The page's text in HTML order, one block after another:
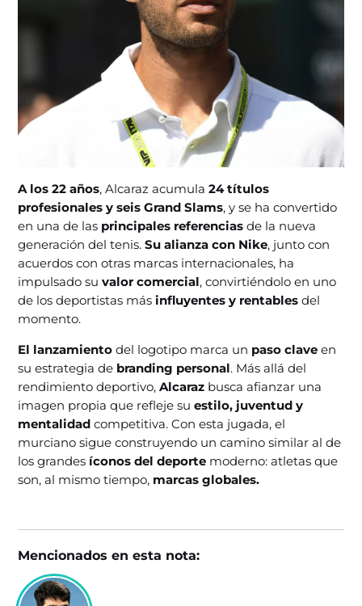
A los 22 años, Alcaraz acumula24 títulos
profesionales y seis Grand Slams, y se ha convertido
en una de las principales referenciasde la nueva
generación del tenis.Su alianza con Nike, junto con
acuerdos con otras marcas internacionales, ha
impulsado suvalor comercial, convirtiéndolo en uno
de los deportistas másinfluyentes y rentablesdel
momento.
El lanzamientodel logotipo marca un paso claveen
su estrategia de branding personal. Más allá del
rendimiento deportivo, Alcaraz busca afianzar una
imagen propia que refleje suestilo, juventud y
mentalidadcompetitiva. Con esta jugada, el
murciano sigue construyendo un camino similar al de
los grandes íconos del deporte moderno: atletas que
son, al mismo tiempo, marcas globales.
Mencionados en esta nota: